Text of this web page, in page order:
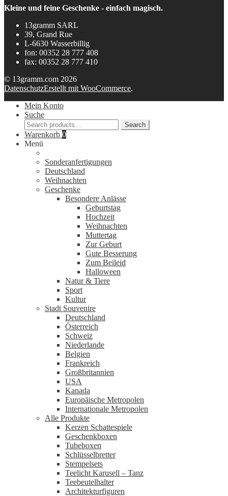
Kleine und feine Geschenke - einfach magisch.
13gramm SARL
39, Grand Rue
L-6630 Wasserbillig
fon: 00352 28 777 408
fax: 00352 28 777 410
© 13gramm.com 2026
DatenschutzErstellt mit WooCommerce.
Mein Konto
Suche
Search
for:
Search
Warenkorb 0
Menü
Sonderanfertigungen
Deutschland
Weihnachten
Geschenke
Besondere Anlässe
Geburtstag
Hochzeit
Weihnachten
Muttertag
Zur Geburt
Gute Besserung
Zum Beileid
Halloween
Natur & Tiere
Sport
Kultur
Stadt Souvenire
Deutschland
Österreich
Schweiz
Niederlande
Belgien
Frankreich
Großbritannien
USA
Kanada
Europäische Metropolen
Internationale Metropolen
Alle Produkte
Kerzen Schattespiele
Geschenkboxen
Tubeboxen
Schlüsselbretter
Stempelsets
Teelicht Karusell – Tanz
Teebeutelhalter
Architekturfiguren